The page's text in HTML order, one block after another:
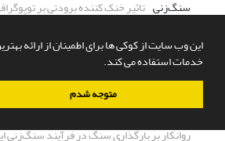
این وب سایت از کوکی ها برای اطمینان از ارائه
خدمات استفاده می کند.
متوجه شدم
سنگ‌زنی تاثیر خنک کننده برودتی بر
12]
سنگ‌زنی مطالعه و بررسی انرژی برش و
سنگ‌زنی پلیمر پلی اتراترکتون
بررسی اثر توپوگرافی سطح چرخ